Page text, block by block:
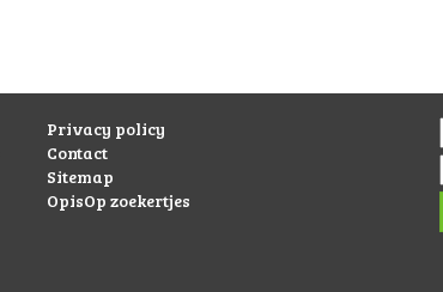
Privacy policy
Contact
Sitemap
OpisOp zoekertjes